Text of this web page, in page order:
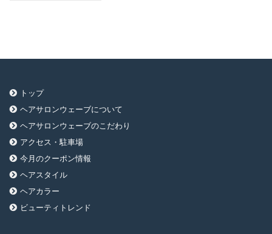
トップ
ヘアサロンウェーブについて
ヘアサロンウェーブのこだわり
アクセス・駐車場
今月のクーポン情報
ヘアスタイル
ヘアカラー
ビューティトレンド